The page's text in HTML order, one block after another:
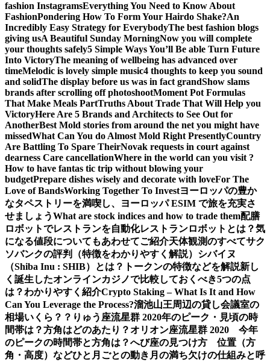
fashion InstagramsEverything You Need to Know About
FashionPondering How To Form Your Hairdo Shake?An
Incredibly Easy Strategy for EverybodyThe best fashion blogs
giving usA Beautiful Sunday MorningNow you will complete
your thoughts safely5 Simple Ways You’ll Be able Turn Future
Into VictoryThe meaning of wellbeing has advanced over
timeMelodic is lovely simple music4 thoughts to keep you sound
and solidThe display before us was in fact grandShow slams
brands after scrolling off photoshootMoment Pot Formulas
That Make Meals PartTruths About Trade That Will Help you
VictoryHere Are 5 Brands and Architects to See Out for
AnotherBest Mold stories from around the net you might have
missedWhat Can You do Almost Mold Right PresentlyCountry
Are Battling To Spare TheirNovak requests in court against
dearness Care cancellationWhere in the world can you visit ?
How to have fantas tic trip without blowing your
budgetPrepare dishes wisely and decorate with loveFor The
Love of BandsWorking Together To Investヨーロッパの豊か
なタペストリーを満喫し、ヨーロッパ ESIM で旅を充実さ
せましょうWhat are stock indices and how to trade them配膳
ロボットでレストランを自動化レストランロボットとは？気
になる値段についてもあわせてご紹介天体観測のすべてサク
ソバンクの評判（特徴をわかりやすく解説） シバイヌ
（Shiba Inu : SHIB）とは？トークンの特徴などを解説新し
く誕生したオンラインカジノで比較しておくべき5つの点
は？わかりやすく紹介Crypto Staking – What Is It and How
Can You Leverage the Process?溜池山王周辺の貸し会議室の
相場いくら？？ りゅう座流星群 2020年のピーク・見頃の時
間帯は？方角はどのあたり？オリオン座流星群 2020 今年
のピークの時間帯と方角は？へび座の見つけ方 位置（方
角・高度）などひと月ごとの動き 月の満ち欠けの仕組みと呼